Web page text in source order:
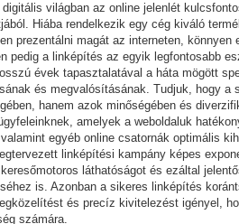
digitális világban az online jelenlét
Hiába rendelkezik egy cég kiváló
prezentálni magát az interneten,
pedig a linképítés az egyik legfontosabb
évek tapasztalatával a háta mögött
és megvalósításának. Tudjuk, hogy a
hanem azok minőségében és
amelyek a weboldaluk
egyéb online csatornák optimális
linképítési kampány képes
láthatóságot és ezáltal
is. Azonban a sikeres linképítés
és precíz kivitelezést igényel,
számára.